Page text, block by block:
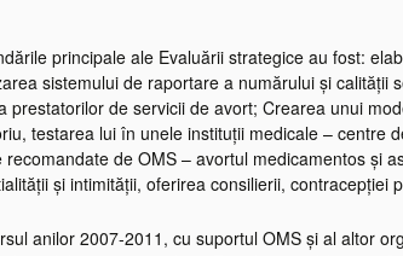
principale ale Evaluării strategice au fost:
sistemului de raportare a numărului și
prestatorilor de servicii de avort; Crearea unui
testarea lui în unele instituții medicale – centre
recomandate de OMS – avortul medicamentos și
și intimității, oferirea consilierii,
anilor 2007-2011, cu suportul OMS și al altor